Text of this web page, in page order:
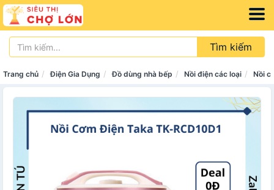
Tìm kiếm
Trang chủ Điện Gia Dụng Đồ dùng nhà bếp Nồi điện các loại Nồi